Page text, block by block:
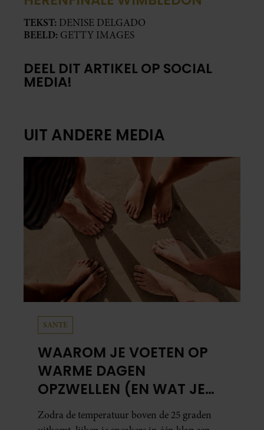
TEKST: DENISE DELGADO
BEELD: GETTY IMAGES
DEEL DIT ARTIKEL OP SOCIAL
MEDIA!
UIT ANDERE MEDIA
SANTE
WAAROM JE VOETEN OP
WARME DAGEN
OPZWELLEN (EN WAT JE
ERAAN KUNT DOEN)
Zodra de temperatuur boven de 25 graden